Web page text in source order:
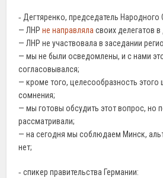
‐ Дегтяренко, председатель Народного
— ЛНРне направляла своих делегатов
— ЛНР не участвовала в заседании
— мы не были осведомлены, и с нами
согласовывался;
— кроме того, целесообразность этого
сомнения;
— мы готовы обсудить этот вопрос, но
рассматривали;
— на сегодня мы соблюдаем Минск,
нет;
‐ спикер правительства Германии: